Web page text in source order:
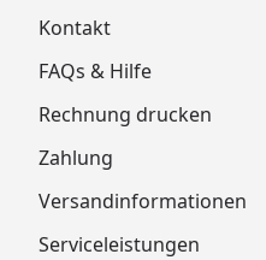
Kontakt
FAQs & Hilfe
Rechnung drucken
Zahlung
Versandinformationen
Serviceleistungen